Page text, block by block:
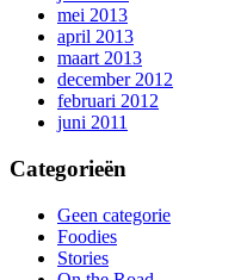
mei 2013
april 2013
maart 2013
december 2012
februari 2012
juni 2011
Categorieën
Geen categorie
Foodies
Stories